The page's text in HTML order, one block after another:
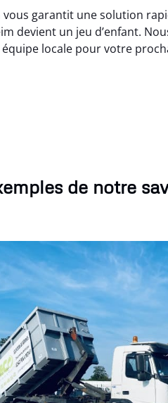
garantit une solution
devient un jeu d’enfant.
locale pour votre
de notre